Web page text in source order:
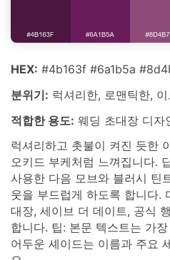
HEX: #4b163f #6a1b5a
분위기: 럭셔리한, 로맨틱한,
적합한 용도: 웨딩 초대장 디자
럭셔리하고 촛불이 켜진 듯한
오키드 부케처럼 느껴집니다.
사용한 다음 모브와 블러시 틴
웃을 부드럽게 하도록 합니다.
대장, 세이브 더 데이트, 공식
합니다. 팁: 본문 텍스트는 가
어두운 셰이드는 이름과 주요